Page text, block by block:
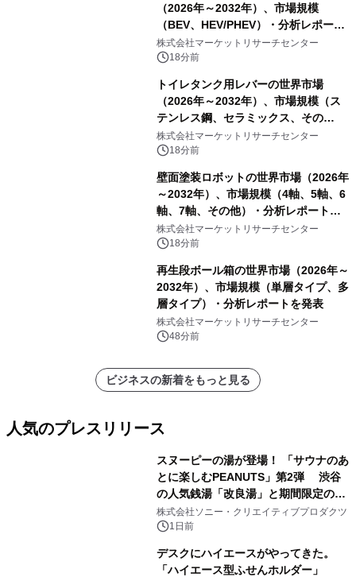
（2026年～2032年）、市場規模
（BEV、HEV/PHEV）・分析レポート
を発表
株式会社マーケットリサーチセンター
18分前
トイレタンク用レバーの世界市場
（2026年～2032年）、市場規模（ス
テンレス鋼、セラミックス、その
他）・分析レポートを発表
株式会社マーケットリサーチセンター
18分前
壁面塗装ロボットの世界市場（2026年
～2032年）、市場規模（4軸、5軸、6
軸、7軸、その他）・分析レポートを
発表
株式会社マーケットリサーチセンター
18分前
再生段ボール箱の世界市場（2026年～
2032年）、市場規模（単層タイプ、多
層タイプ）・分析レポートを発表
株式会社マーケットリサーチセンター
48分前
ビジネスの新着をもっと見る
人気のプレスリリース
スヌーピーの湯が登場！ 「サウナのあ
とに楽しむPEANUTS」第2弾 渋谷
の人気銭湯「改良湯」と期間限定のコ
ラボレーション サウナイキタイコラ
ボグッズも発売決定！
株式会社ソニー・クリエイティブプロダクツ
1日前
デスクにハイエースがやってきた。
「ハイエース型ふせんホルダー」